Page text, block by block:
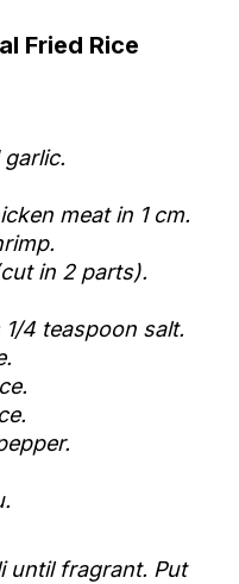
Fried Rice
meat in 1 cm.
in 2 parts).
4 teaspoon salt.
until fragrant. Put